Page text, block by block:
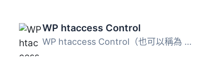
WP htaccess Control
WP htaccess Control（也可以稱為 WP htaccess 和 Rewrite Co...